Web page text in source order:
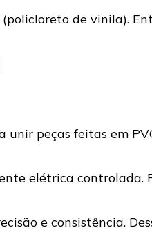
serviço
de vinila).
peças feitas em
elétrica controlada.
e consistência.